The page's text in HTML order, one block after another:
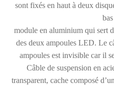
sont fixés en haut à deux
module en aluminium qui sert
des deux ampoules LED. Le
ampoules est invisible car il
Câble de suspension en
transparent, cache composé